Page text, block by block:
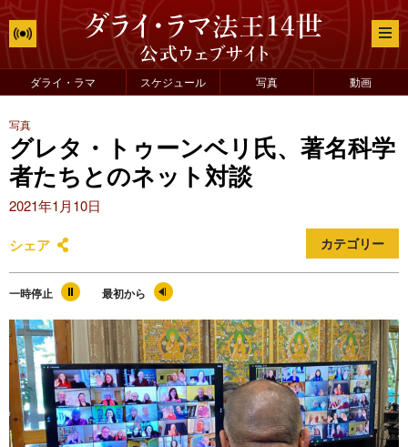
ダライ・ラマ スケジュール 写真 動画
写真
グレタ・トゥーンベリ氏、著名科学
者たちとのネット対談
2021年1月10日
シェア カテゴリー
一時停止 最初から